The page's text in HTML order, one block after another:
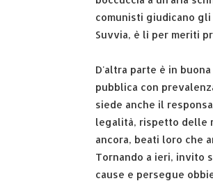
comunisti giudicano
Suvvia, è lì per meriti
D'altra parte è in
pubblica con
siede anche il
legalità, rispetto delle
ancora, beati loro che
Tornando a ieri, invito
cause e persegue